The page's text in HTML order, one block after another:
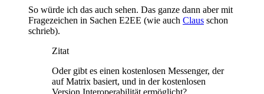
So würde ich das auch sehen. Das ganze dann aber mit
Fragezeichen in Sachen E2EE (wie auch Claus schon
schrieb).
Zitat
Oder gibt es einen kostenlosen Messenger, der
auf Matrix basiert, und in der kostenlosen
Version Interoperabilität ermöglicht?